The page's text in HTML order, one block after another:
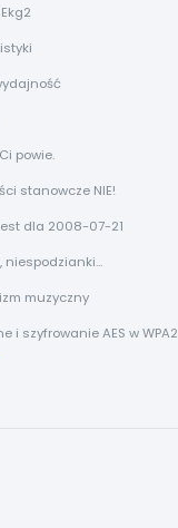
powie.
stanowcze NIE!
dla 2008-07-21
niespodzianki...
muzyczny
i szyfrowanie AES w WPA2